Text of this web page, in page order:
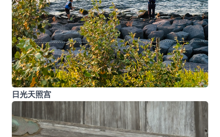
日光天照宫